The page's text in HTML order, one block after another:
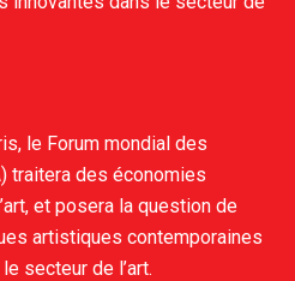
le Forum mondial des
traitera des économies
et posera la question de
artistiques contemporaines
secteur de l’art.